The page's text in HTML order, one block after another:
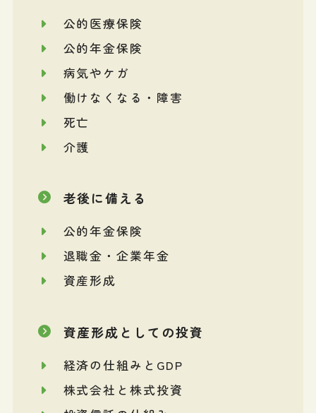
公的医療保険
公的年金保険
病気やケガ
働けなくなる・障害
死亡
介護
老後に備える
公的年金保険
退職金・企業年金
資産形成
資産形成としての投資
経済の仕組みとGDP
株式会社と株式投資